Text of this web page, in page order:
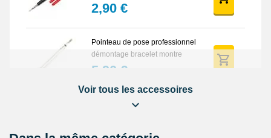
2,90 €
Pointeau de pose professionnel
démontage bracelet montre
5,90 €
Lot Outils Montre 12 pièces +
32,90 €
Voir tous les accessoires